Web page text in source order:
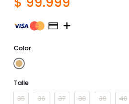
Color
Tostado
Talle
35 36 37 38 39 40